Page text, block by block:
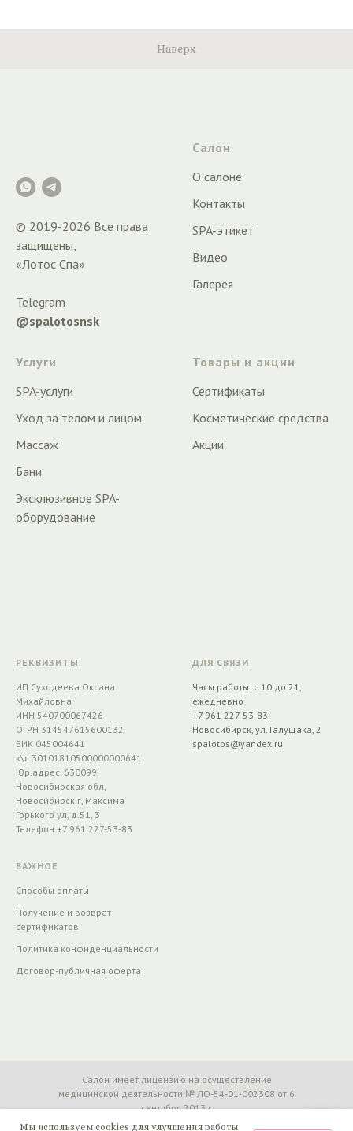
Мы используем cookies для улучшения работы
Наверх
© 2019-2026 Все права
защищены,
«Лотос Спа»
Telegram
@spalotosnsk
Салон
О салоне
Контакты
SPA-этикет
Видео
Галерея
Услуги
SPA-услуги
Уход за телом и лицом
Массаж
Бани
Эксклюзивное SPA-
оборудование
Товары и акции
Сертификаты
Косметические средства
Акции
РЕКВИЗИТЫ
ИП Суходеева Оксана
Михайловна
ИНН 540700067426
ОГРН 314547615600132
БИК 045004641
к\с 30101810500000000641
Юр.адрес. 630099,
Новосибирская обл,
Новосибирск г, Максима
Горького ул, д.51, 3
Телефон +7 961 227-53-83
ДЛЯ СВЯЗИ
Часы работы: с 10 до 21,
ежедневно
+7 961 227-53-83
Новосибирск, ул. Галущака, 2
spalotos@yandex.ru
ВАЖНОЕ
Способы оплаты
Получение и возврат
сертификатов
Политика конфиденциальности
Договор-публичная оферта
Салон имеет лицензию на осуществление
медицинской деятельности № ЛО-54-01-002308 от 6
сентября 2013 г